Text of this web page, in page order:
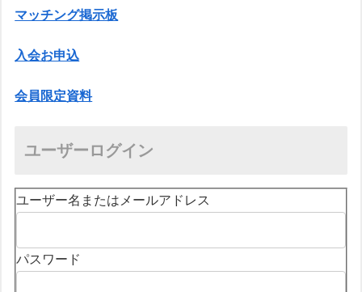
マッチング掲示板
入会お申込
会員限定資料
ユーザーログイン
ユーザー名またはメールアドレス
パスワード